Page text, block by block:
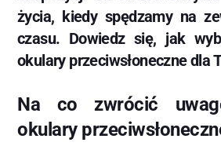
życia, kiedy spędzamy na
czasu. Dowiedz się, jak
okulary przeciwsłoneczne dla
Na co zwrócić
okulary